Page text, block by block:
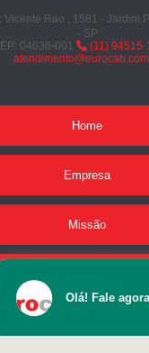
Vicente Rao , 1581 - Jardim
- SP
04636-001
(11) 94515-
Home
Empresa
Missão
Olá! Fale